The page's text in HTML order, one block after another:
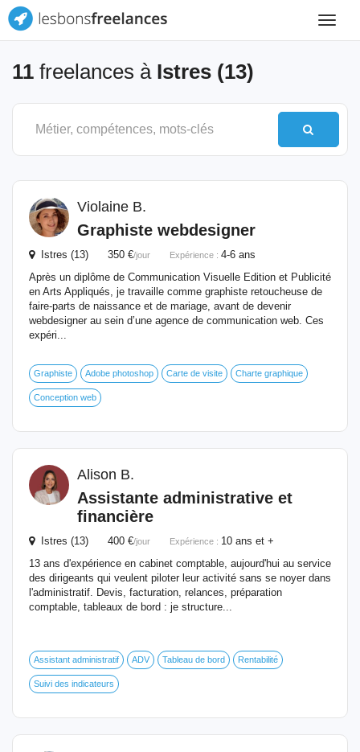
Toggle
11 freelances à Istres (13)
Violaine B.
Graphiste webdesigner
Istres (13) 350 €/jour Expérience : 4-6 ans
Après un diplôme de Communication Visuelle Edition et Publicité
en Arts Appliqués, je travaille comme graphiste retoucheuse de
faire-parts de naissance et de mariage, avant de devenir
webdesigner au sein d’une agence de communication web. Ces
expéri...
Graphiste Adobe photoshop Carte de visite Charte graphique
Conception web
Alison B.
Assistante administrative et
financière
Istres (13) 400 €/jour Expérience : 10 ans et +
13 ans d'expérience en cabinet comptable, aujourd'hui au service
des dirigeants qui veulent piloter leur activité sans se noyer dans
l'administratif. Devis, facturation, relances, préparation
comptable, tableaux de bord : je structure...
Assistant administratif ADV Tableau de bord Rentabilité
Suivi des indicateurs